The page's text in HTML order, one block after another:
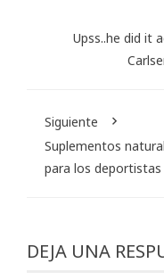
Upss..he did it
Siguiente
Suplementos
para los deportistas
DEJA UNA